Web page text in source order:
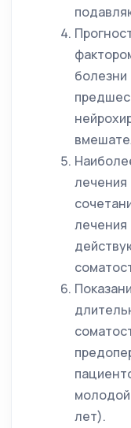
лечения
лечения
лет).